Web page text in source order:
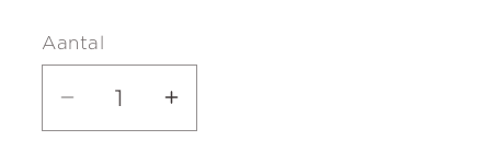
Aantal
Aantal
Aantal